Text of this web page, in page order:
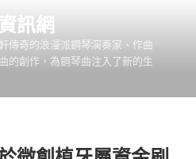
訊網
傳奇的浪漫派鋼琴演奏家、作曲
的創作，為鋼琴曲注入了新的生